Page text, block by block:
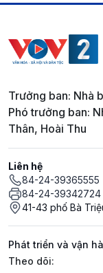
Trưởng ban: Nhà
Phó trưởng ban:
Thân, Hoài Thu
Liên hệ
84-24-39365555
84-24-39342724
41-43 phố Bà
Phát triển và vận
Mạng xã
Theo dõi: